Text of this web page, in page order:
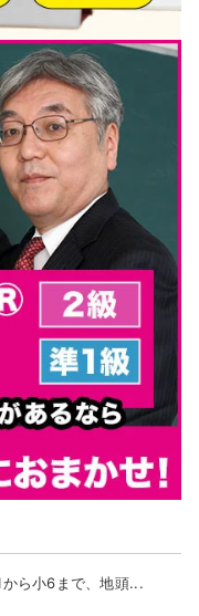
から小6まで、地頭...